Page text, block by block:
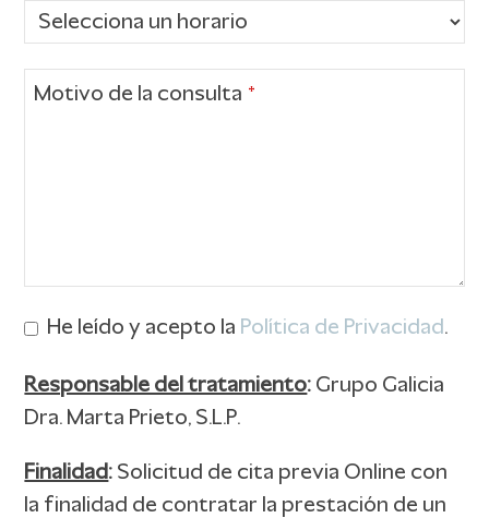
Motivo de la consulta *
He leído y acepto la Política de Privacidad.
Responsable del tratamiento: Grupo Galicia
Dra. Marta Prieto, S.L.P.
Finalidad: Solicitud de cita previa Online con
la finalidad de contratar la prestación de un